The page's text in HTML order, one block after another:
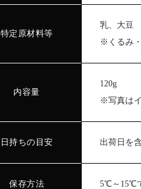
特定原材料等
乳、大豆
※くるみ
内容量
120g
※写真は
日持ちの目安 出荷日を
保存方法 5℃～15℃